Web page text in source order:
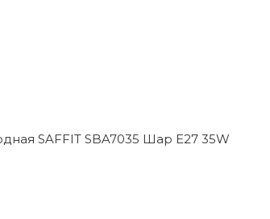
SAFFIT SBA7035 Шар E27 35W